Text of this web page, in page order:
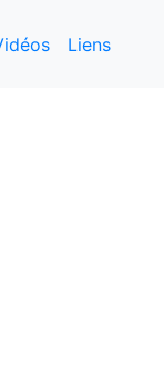
Liens